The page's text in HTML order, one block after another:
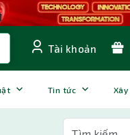
Tài khoản
Tin tức